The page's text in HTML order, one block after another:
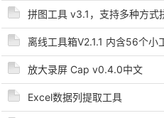
拼图工具 v3.1，支持多种方式
离线工具箱V2.1.1 内含56个小
放大录屏 Cap v0.4.0中文
Excel数据列提取工具